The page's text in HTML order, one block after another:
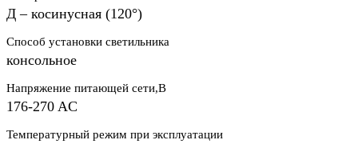
Д – косинусная (120°)
Способ установки светильника
консольное
Напряжение питающей сети,В
176-270 AC
Температурный режим при эксплуатации